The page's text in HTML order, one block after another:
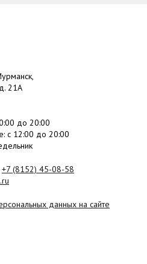
21А
до 20:00
: c 12:00 до 20:00
+7 (8152) 45-08-58
данных на сайте